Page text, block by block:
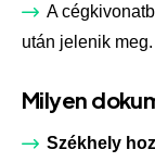
A
után jelenik meg.
Milyen
Székhely